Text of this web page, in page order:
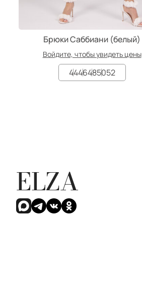
Брюки Саббиани (белый)
Войдите, чтобы увидеть цены
4446485052
ELZA